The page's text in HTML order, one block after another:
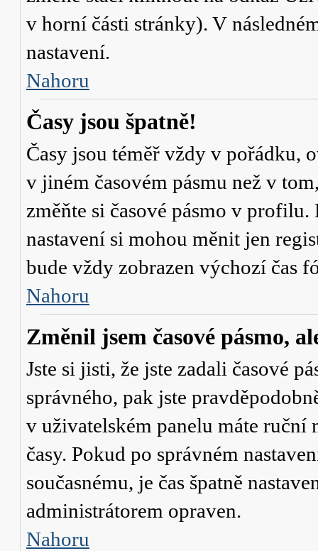
v horní části stránky). V
nastavení.
Nahoru
Časy jsou špatně!
Časy jsou téměř vždy v pořádku,
v jiném časovém pásmu než v
změňte si časové pásmo v profilu.
nastavení si mohou měnit jen
bude vždy zobrazen výchozí čas
Nahoru
Změnil jsem časové pásmo,
Jste si jisti, že jste zadali časové
správného, pak jste
v uživatelském panelu máte ruční
časy. Pokud po správném
současnému, je čas špatně
administrátorem opraven.
Nahoru